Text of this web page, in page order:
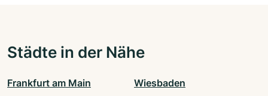
Städte in der Nähe
Frankfurt am Main Wiesbaden